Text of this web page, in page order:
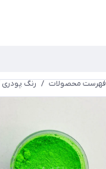
فهرست محصولات / رنگ پودری کد ۶۹ - سبز ساده (بلک